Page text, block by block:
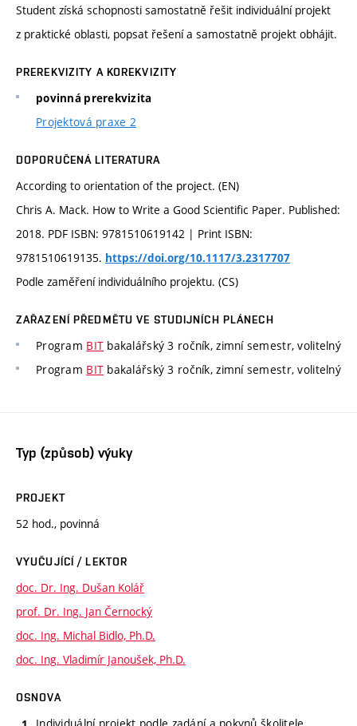
Student získá schopnosti samostatně řešit individuální projekt
z praktické oblasti, popsat řešení a samostatně projekt obhájit.
PREREKVIZITY A KOREKVIZITY
povinná prerekvizita
Projektová praxe 2
DOPORUČENÁ LITERATURA
According to orientation of the project. (EN)
Chris A. Mack. How to Write a Good Scientific Paper. Published:
2018. PDF ISBN: 9781510619142 | Print ISBN:
9781510619135. https://doi.org/10.1117/3.2317707
Podle zaměření individuálního projektu. (CS)
ZAŘAZENÍ PŘEDMĚTU VE STUDIJNÍCH PLÁNECH
Program BIT bakalářský 3 ročník, zimní semestr, volitelný
Program BIT bakalářský 3 ročník, zimní semestr, volitelný
Typ (způsob) výuky
PROJEKT
52 hod., povinná
VYUČUJÍCÍ / LEKTOR
doc. Dr. Ing. Dušan Kolář
prof. Dr. Ing. Jan Černocký
doc. Ing. Michal Bidlo, Ph.D.
doc. Ing. Vladimír Janoušek, Ph.D.
OSNOVA